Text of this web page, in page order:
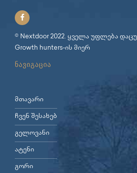
© Nextdoor 2022. ყველა უფლება
Growth hunters-ის მიერ
ნავიგაცია
მთავარი
ჩვენ შესახებ
გელოვანი
ატენი
გორი